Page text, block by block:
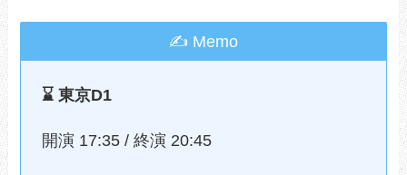
✍ Memo
⌛️ 東京D1
開演 17:35 / 終演 20:45